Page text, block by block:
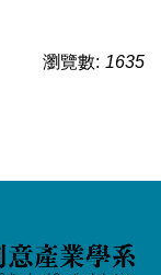
瀏覽數: 1635